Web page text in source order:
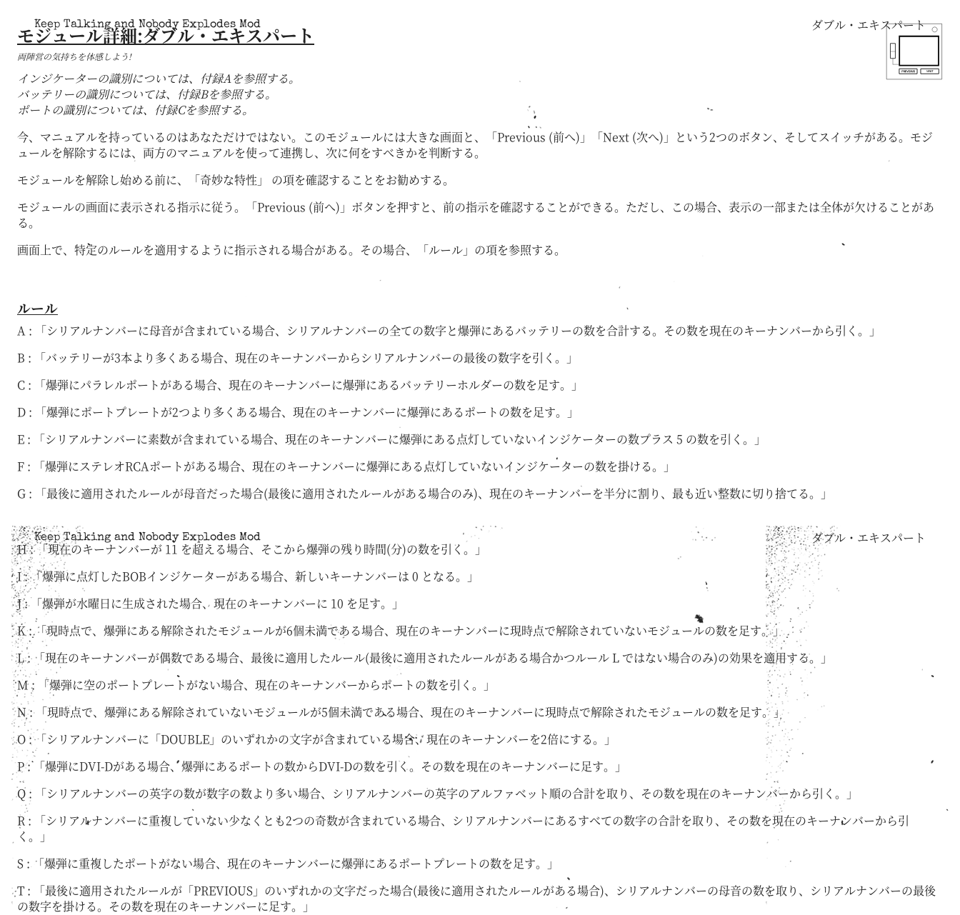
Keep Talking and Nobody Explodes Mod ダブル・エキスパート
モジュール詳細:ダブル・エキスパート
両陣営の気持ちを体感しよう!
インジケーターの識別については、付録Aを参照する。
バッテリーの識別については、付録Bを参照する。
ポートの識別については、付録Cを参照する。
今、マニュアルを持っているのはあなただけではない。このモジュールには大きな画面と、「Previous (前へ)」「Next (次へ)」という2つのボタン、そしてスイッチがある。モジ
ュールを解除するには、両方のマニュアルを使って連携し、次に何をすべきかを判断する。
モジュールを解除し始める前に、「奇妙な特性」 の項を確認することをお勧めする。
モジュールの画面に表示される指示に従う。「Previous (前へ)」ボタンを押すと、前の指示を確認することができる。ただし、この場合、表示の一部または全体が欠けることがあ
る。
画面上で、特定のルールを適用するように指示される場合がある。その場合、「ルール」の項を参照する。
ルール
A : 「シリアルナンバーに母音が含まれている場合、シリアルナンバーの全ての数字と爆弾にあるバッテリーの数を合計する。その数を現在のキーナンバーから引く。」
B : 「バッテリーが3本より多くある場合、現在のキーナンバーからシリアルナンバーの最後の数字を引く。」
C : 「爆弾にパラレルポートがある場合、現在のキーナンバーに爆弾にあるバッテリーホルダーの数を足す。」
D : 「爆弾にポートプレートが2つより多くある場合、現在のキーナンバーに爆弾にあるポートの数を足す。」
E : 「シリアルナンバーに素数が含まれている場合、現在のキーナンバーに爆弾にある点灯していないインジケーターの数プラス 5 の数を引く。」
F : 「爆弾にステレオRCAポートがある場合、現在のキーナンバーに爆弾にある点灯していないインジケーターの数を掛ける。」
G : 「最後に適用されたルールが母音だった場合(最後に適用されたルールがある場合のみ)、現在のキーナンバーを半分に割り、最も近い整数に切り捨てる。」
Keep Talking and Nobody Explodes Mod ダブル・エキスパート
H : 「現在のキーナンバーが 11 を超える場合、そこから爆弾の残り時間(分)の数を引く。」
I : 「爆弾に点灯したBOBインジケーターがある場合、新しいキーナンバーは 0 となる。」
J : 「爆弾が水曜日に生成された場合、現在のキーナンバーに 10 を足す。」
K : 「現時点で、爆弾にある解除されたモジュールが6個未満である場合、現在のキーナンバーに現時点で解除されていないモジュールの数を足す。」
L : 「現在のキーナンバーが偶数である場合、最後に適用したルール(最後に適用されたルールがある場合かつルール L ではない場合のみ)の効果を適用する。」
M : 「爆弾に空のポートプレートがない場合、現在のキーナンバーからポートの数を引く。」
N : 「現時点で、爆弾にある解除されていないモジュールが5個未満である場合、現在のキーナンバーに現時点で解除されたモジュールの数を足す。」
O : 「シリアルナンバーに「DOUBLE」のいずれかの文字が含まれている場合、現在のキーナンバーを2倍にする。」
P : 「爆弾にDVI-Dがある場合、爆弾にあるポートの数からDVI-Dの数を引く。その数を現在のキーナンバーに足す。」
Q : 「シリアルナンバーの英字の数が数字の数より多い場合、シリアルナンバーの英字のアルファベット順の合計を取り、その数を現在のキーナンバーから引く。」
R : 「シリアルナンバーに重複していない少なくとも2つの奇数が含まれている場合、シリアルナンバーにあるすべての数字の合計を取り、その数を現在のキーナンバーから引
く。」
S : 「爆弾に重複したポートがない場合、現在のキーナンバーに爆弾にあるポートプレートの数を足す。」
T : 「最後に適用されたルールが「PREVIOUS」のいずれかの文字だった場合(最後に適用されたルールがある場合)、シリアルナンバーの母音の数を取り、シリアルナンバーの最後
の数字を掛ける。その数を現在のキーナンバーに足す。」